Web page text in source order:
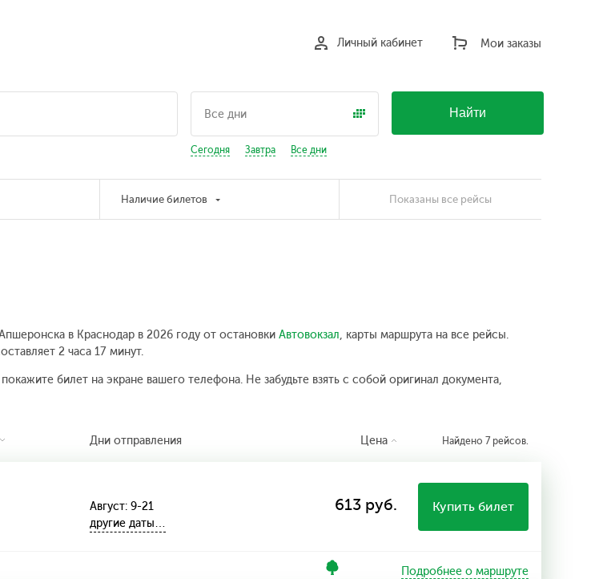
Мои заказы
Личный кабинет
Сегодня Завтра Все дни
Найти
Наличие билетов Показаны все рейсы
в Краснодар в 2026 году от остановки Автовокзал, карты маршрута на все рейсы.
2 часа 17 минут.
билет на экране вашего телефона. Не забудьте взять с собой оригинал документа,
Дни отправления Цена Найдено 7 рейсов.
Август: 9-21
другие даты…
613 руб. Купить билет
Подробнее о маршруте